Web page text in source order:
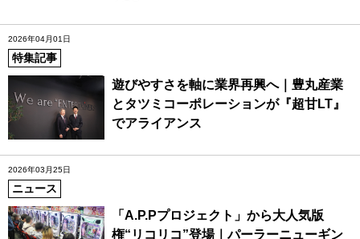
2026年04月01日
特集記事
遊びやすさを軸に業界再興へ｜豊丸産業
とタツミコーポレーションが『超甘LT』
でアライアンス
2026年03月25日
ニュース
「A.P.Pプロジェクト」から大人気版
権“リコリコ”登場｜パーラーニューギン